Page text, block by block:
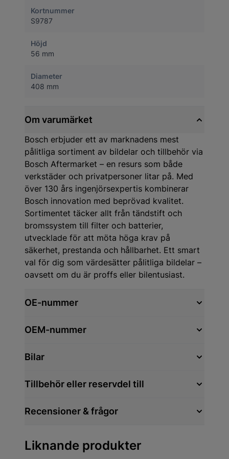
Kortnummer
S9787
Höjd
56 mm
Diameter
408 mm
Om varumärket
Bosch erbjuder ett av marknadens mest
pålitliga sortiment av bildelar och tillbehör via
Bosch Aftermarket – en resurs som både
verkstäder och privatpersoner litar på. Med
över 130 års ingenjörsexpertis kombinerar
Bosch innovation med beprövad kvalitet.
Sortimentet täcker allt från tändstift och
bromssystem till filter och batterier,
utvecklade för att möta höga krav på
säkerhet, prestanda och hållbarhet. Ett smart
val för dig som värdesätter pålitliga bildelar –
oavsett om du är proffs eller bilentusiast.
OE-nummer
OEM-nummer
Bilar
Tillbehör eller reservdel till
Recensioner & frågor
Liknande produkter